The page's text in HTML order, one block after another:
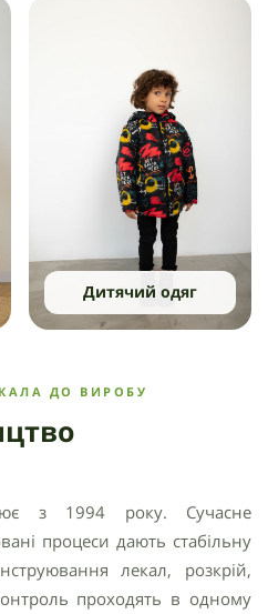
Дитячий одяг
ДО ВИРОБУ
з 1994 року. Сучасне
процеси дають стабільну
лекал, розкрій,
проходять в одному